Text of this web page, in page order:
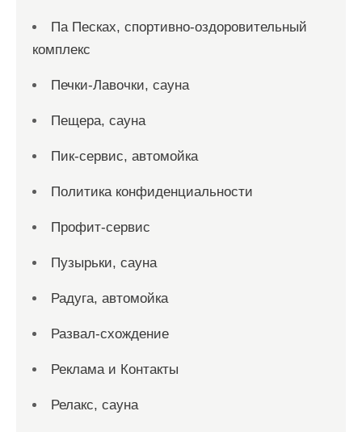
Па Песках, спортивно-оздоровительный
комплекс
Печки-Лавочки, сауна
Пещера, сауна
Пик-сервис, автомойка
Политика конфиденциальности
Профит-сервис
Пузырьки, сауна
Радуга, автомойка
Развал-схождение
Реклама и Контакты
Релакс, сауна